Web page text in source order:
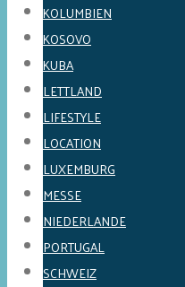
KOLUMBIEN
KOSOVO
KUBA
LETTLAND
LIFESTYLE
LOCATION
LUXEMBURG
MESSE
NIEDERLANDE
PORTUGAL
SCHWEIZ